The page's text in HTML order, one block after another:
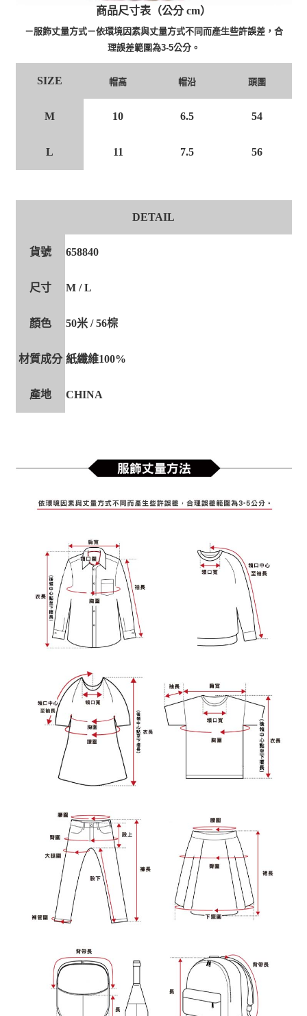
商品尺寸表（公分 cm）
－服飾丈量方式－依環境因素與丈量方式不同而產生些許誤差，合
理誤差範圍為3-5公分。
SIZE 帽高 帽沿 頭圍
M 10 6.5 54
L 11 7.5 56
DETAIL
貨號 658840
尺寸 M / L
顏色 50米 / 56棕
材質成分 紙纖維100%
產地 CHINA